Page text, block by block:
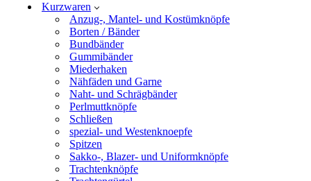
Kurzwaren
Anzug-, Mantel- und Kostümknöpfe
Borten / Bänder
Bundbänder
Gummibänder
Miederhaken
Nähfäden und Garne
Naht- und Schrägbänder
Perlmuttknöpfe
Schließen
spezial- und Westenknoepfe
Spitzen
Sakko-, Blazer- und Uniformknöpfe
Trachtenknöpfe